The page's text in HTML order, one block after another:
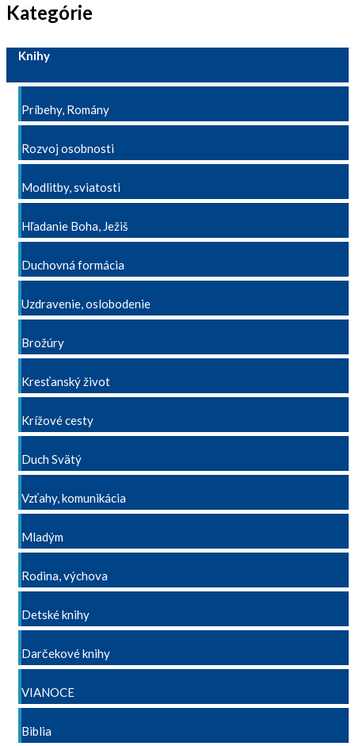
Kategórie
Knihy
Príbehy, Romány
Rozvoj osobnosti
Modlitby, sviatosti
Hľadanie Boha, Ježiš
Duchovná formácia
Uzdravenie, oslobodenie
Brožúry
Kresťanský život
Krížové cesty
Duch Svätý
Vzťahy, komunikácia
Mladým
Rodina, výchova
Detské knihy
Darčekové knihy
VIANOCE
Biblia